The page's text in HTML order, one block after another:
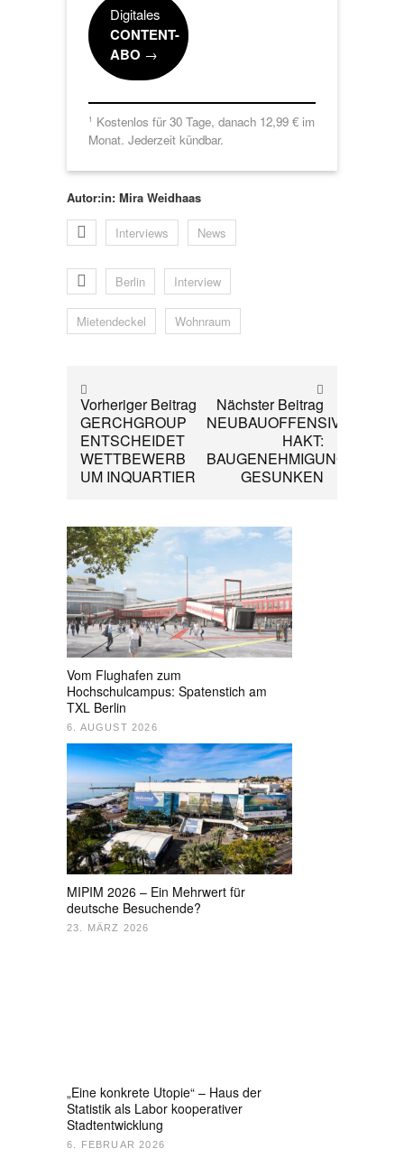
Digitales
CONTENT-
ABO →
1 Kostenlos für 30 Tage, danach 12,99 € im
Monat. Jederzeit kündbar.
Autor:in: Mira Weidhaas
Interviews News
Berlin Interview
Mietendeckel Wohnraum
Vorheriger Beitrag
GERCHGROUP
ENTSCHEIDET
WETTBEWERB
UM INQUARTIER
Nächster Beitrag
NEUBAUOFFENSIVE
HAKT:
BAUGENEHMIGUNGEN
GESUNKEN
Vom Flughafen zum
Hochschulcampus: Spatenstich am
TXL Berlin
6. AUGUST 2026
MIPIM 2026 – Ein Mehrwert für
deutsche Besuchende?
23. MÄRZ 2026
„Eine konkrete Utopie“ – Haus der
Statistik als Labor kooperativer
Stadtentwicklung
6. FEBRUAR 2026